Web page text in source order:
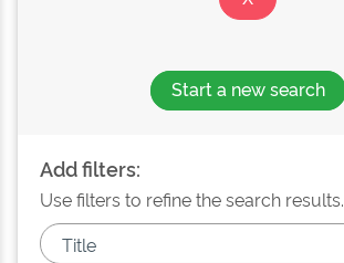
Start a new search
Add filters:
Use filters to refine the search results.